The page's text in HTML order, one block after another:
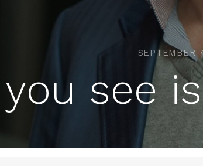
SEPTEMBER
see